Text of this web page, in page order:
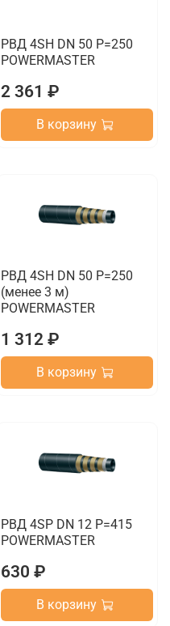
РВД 4SH DN 50 P=250
POWERMASTER
2 361 ₽
В корзину
РВД 4SH DN 50 P=250
(менее 3 м)
POWERMASTER
1 312 ₽
В корзину
РВД 4SP DN 12 P=415
POWERMASTER
630 ₽
В корзину